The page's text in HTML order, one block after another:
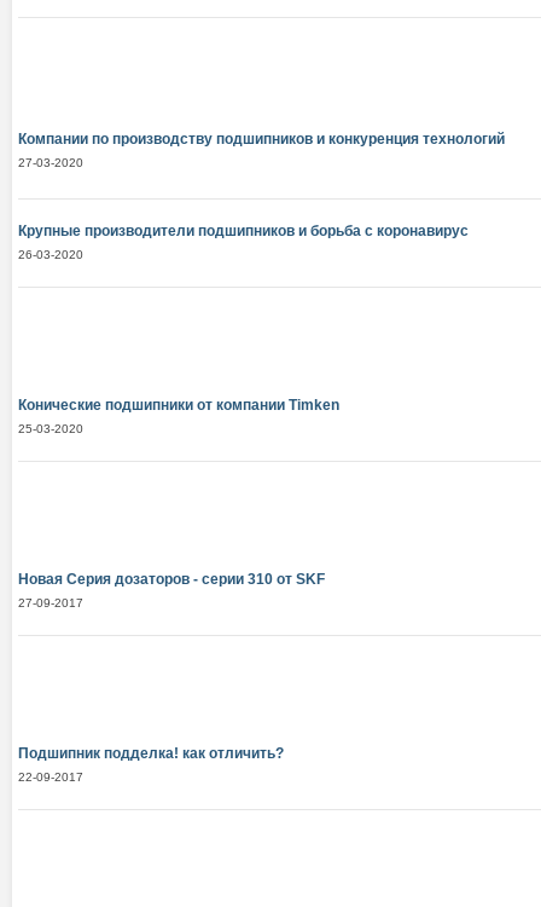
Компании по производству подшипников и конкуренция технологий
27-03-2020
Крупные производители подшипников и борьба с коронавирус
26-03-2020
Конические подшипники от компании Тimken
25-03-2020
Новая Серия дозаторов - серии 310 от SKF
27-09-2017
Подшипник подделка! как отличить?
22-09-2017